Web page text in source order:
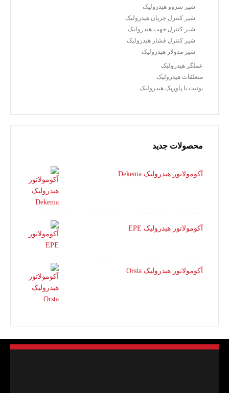
شیر سروو هیدرولیک
شیر کنترل جریان هیدرولیک
شیر کنترل جهت هیدرولیک
شیر کنترل فشار هیدرولیک
شیر مدولار هیدرولیک
عملگر هیدرولیک
متعلقات هیدرولیک
یونیت یا پاورپک هیدرولیک
محصولات جدید
آکومولاتور هیدرولیک Dekema
آکومولاتور هیدرولیک EPE
آکومولاتور هیدرولیک Orsta